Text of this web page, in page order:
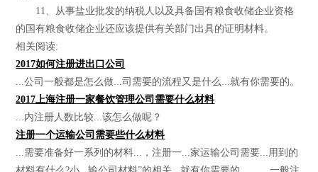
11、从事盐业批发的纳税人以及具备国有粮食收储企业资格
的国有粮食收储企业还应该提供有关部门出具的证明材料。
相关阅读:
2017如何注册进出口公司
...公司一般都是怎么做...司需要的流程又是什么...就有你需要的。
2017上海注册一家餐饮管理公司需要什么材料
...内注册人数比较...该怎么做呢？
注册一个运输公司需要些什么材料
...需要准备好一系列的材料...，注册一...家运输公司需要...用到的